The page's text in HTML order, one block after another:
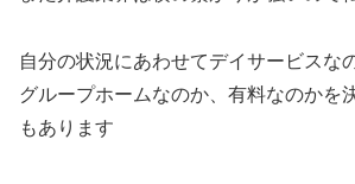
自分の状況にあわせてデイサービスな
グループホームなのか、有料なのかを
もあります